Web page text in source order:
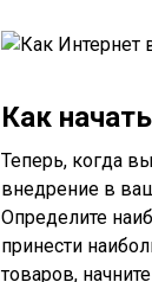
Как
Теперь, когда
внедрение в
Определите
принести
товаров,